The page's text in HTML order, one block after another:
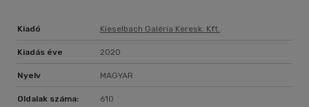
Kiadó Kieselbach Galéria Keresk. Kft.
Kiadás éve 2020
Nyelv MAGYAR
Oldalak száma: 610